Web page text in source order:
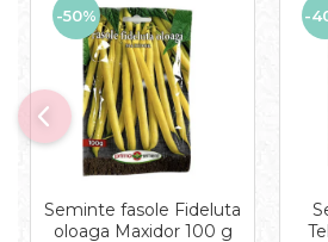
-50%
Seminte fasole Fideluta
oloaga Maxidor 100 g
-